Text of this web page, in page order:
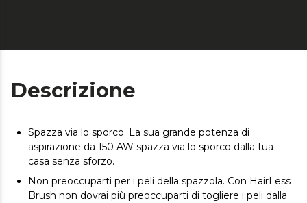
Descrizione
Spazza via lo sporco. La sua grande potenza di
aspirazione da 150 AW spazza via lo sporco dalla tua
casa senza sforzo.
Non preoccuparti per i peli della spazzola. Con HairLess
Brush non dovrai più preoccuparti di togliere i peli dalla